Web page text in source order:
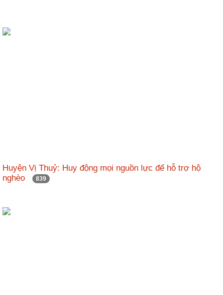
Huyện Vị Thuỷ: Huy động mọi nguồn lực để hỗ trợ hộ
nghèo
839